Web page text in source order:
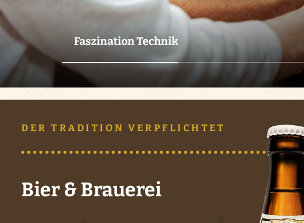
Ansprechpartner
FCA Gewinnspiel
Faszination Technik
DER TRADITION VERPFLICHTET
Bier & Brauerei